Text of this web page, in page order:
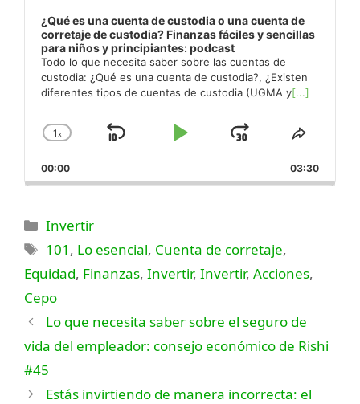
¿Qué es una cuenta de custodia o una cuenta de
corretaje de custodia? Finanzas fáciles y sencillas
para niños y principiantes: podcast
Todo lo que necesita saber sobre las cuentas de
custodia: ¿Qué es una cuenta de custodia?, ¿Existen
diferentes tipos de cuentas de custodia (UGMA y[...]
Cambiar
velocidad
de
1x
Saltar
atrás
Reproducir
Saltar
hacia
adelante
00:00 03:30
Categorías
Invertir
Etiquetas
101 , Lo esencial, Cuenta de corretaje,
Equidad, Finanzas, Invertir, Invertir, Acciones,
Cepo
Lo que necesita saber sobre el seguro de
vida del empleador: consejo económico de Rishi
#45
Estás invirtiendo de manera incorrecta: el